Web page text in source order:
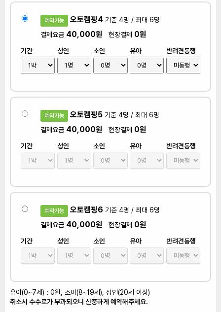
예약가능 오토캠핑4 기준 4명 / 최대 6명
결제요금 40,000원 현장결제 0원
기간 성인 소인 유아 반려견동행
예약가능 오토캠핑5 기준 4명 / 최대 6명
결제요금 40,000원 현장결제 0원
기간 성인 소인 유아 반려견동행
예약가능 오토캠핑6 기준 4명 / 최대 6명
결제요금 40,000원 현장결제 0원
기간 성인 소인 유아 반려견동행
유아(0~7세) : 0원, 소아(8~19세), 성인(20세 이상)
취소시 수수료가 부과되오니 신중하게 예약해주세요.